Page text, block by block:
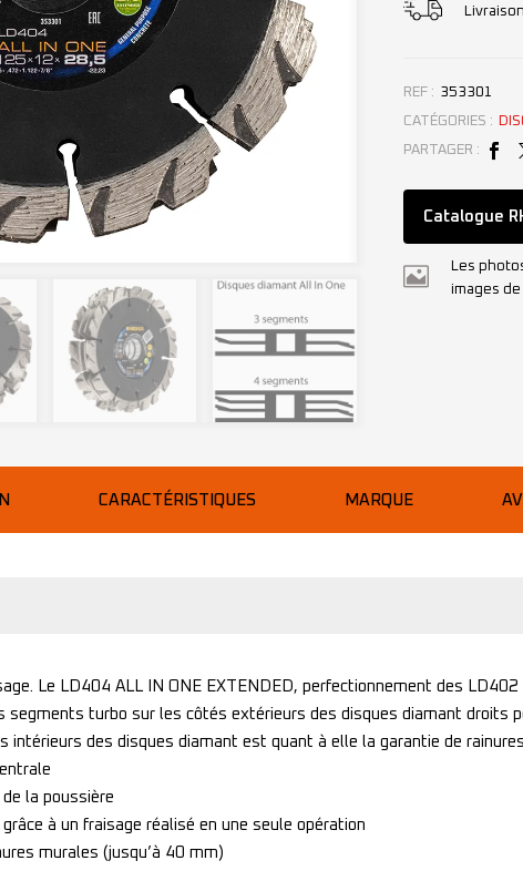
REF : 353301
CATÉGORIES :
PARTAGER :
Catalogue
Les
images de
CARACTÉRISTIQUES MARQUE
Le LD404 ALL IN ONE EXTENDED, perfectionnement des
segments turbo sur les côtés extérieurs des disques diamant droits
intérieurs des disques diamant est quant à elle la garantie de
la poussière
à un fraisage réalisé en une seule opération
murales (jusqu’à 40 mm)